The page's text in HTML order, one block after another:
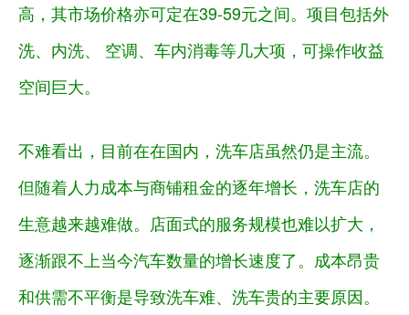
高，其市场价格亦可定在39-59元之间。项目包括外
洗、内洗、 空调、车内消毒等几大项，可操作收益
空间巨大。
不难看出，目前在在国内，洗车店虽然仍是主流。
但随着人力成本与商铺租金的逐年增长，洗车店的
生意越来越难做。店面式的服务规模也难以扩大，
逐渐跟不上当今汽车数量的增长速度了。成本昂贵
和供需不平衡是导致洗车难、洗车贵的主要原因。